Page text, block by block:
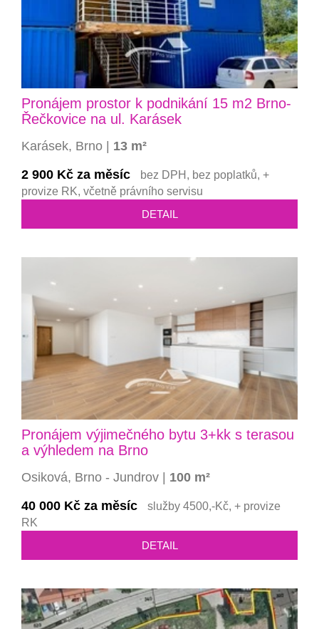
Pronájem prostor k podnikání 15 m2 Brno-
Řečkovice na ul. Karásek
Karásek, Brno | 13 m²
2 900 Kč za měsíc
bez DPH, bez poplatků, +
provize RK, včetně právního servisu
DETAIL
Pronájem výjimečného bytu 3+kk s terasou
a výhledem na Brno
Osiková, Brno - Jundrov | 100 m²
40 000 Kč za měsíc
služby 4500,-Kč, + provize
RK
DETAIL